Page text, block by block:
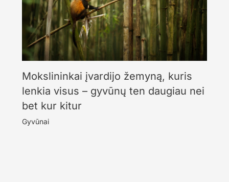
Mokslininkai įvardijo žemyną, kuris
lenkia visus – gyvūnų ten daugiau nei
bet kur kitur
Gyvūnai